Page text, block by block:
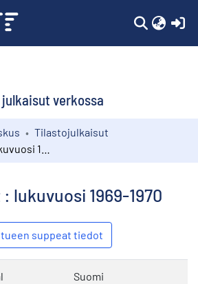
verkossa
Tilastojulkaisut
lukuvuosi 1969-1970
suppeat tiedot
Suomi